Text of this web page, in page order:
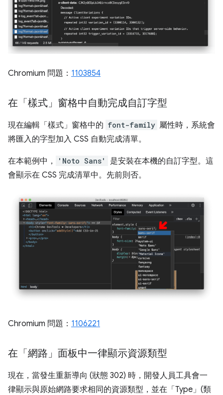
Chromium 問題： 1103854
在「樣式」窗格中自動完成自訂字型
現在編輯「樣式」 窗格中的 font-family 屬性時，系統會
將匯入的字型加入 CSS 自動完成清單。
在本範例中， 'Noto Sans'
是安裝在本機的自訂字型。這
會顯示在 CSS 完成清單中。先前則否。
Chromium 問題： 1106221
在「網路」面板中一律顯示資源類型
現在，當發生重新導向 (狀態 302) 時，開發人員工具會一
律顯示與原始網路要求相同的資源類型，並在「Type」(類